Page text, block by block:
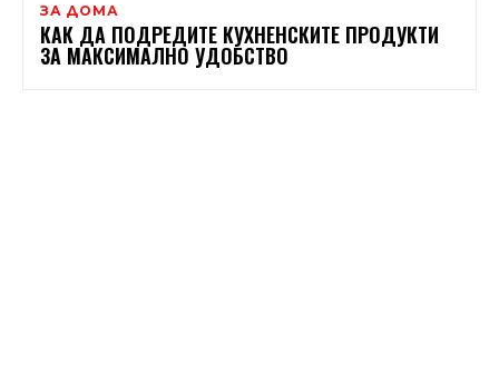
ЗА ДОМА
КАК ДА ПОДРЕДИТЕ КУХНЕНСКИТЕ ПРОДУКТИ
ЗА МАКСИМАЛНО УДОБСТВО